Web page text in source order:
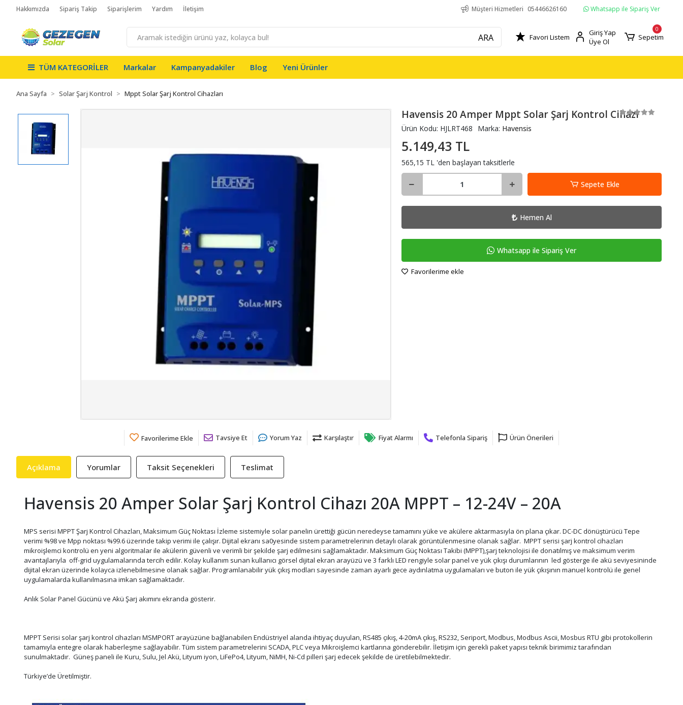
Hakkımızda Sipariş Takip Siparişlerim Yardım İletişim Müşteri Hizmetleri 05446626160 Whatsapp ile Sipariş Ver
ARA Favori Listem
Giriş Yap
Üye Ol
0
Sepetim
TÜM KATEGORİLER Markalar Kampanyadakiler Blog Yeni Ürünler
Ana Sayfa Solar Şarj Kontrol Mppt Solar Şarj Kontrol Cihazları
Havensis 20 Amper Mppt Solar Şarj Kontrol Cihazı
Ürün Kodu: HJLRT468 Marka: Havensis
5.149,43 TL
565,15 TL 'den başlayan taksitlerle
Sepete Ekle
Hemen Al
Whatsapp ile Sipariş Ver
Favorilerime ekle
Favorilerime Ekle Tavsiye Et Yorum Yaz Karşılaştır Fiyat Alarmı Telefonla Sipariş Ürün Önerileri
Açıklama Yorumlar Taksit Seçenekleri Teslimat
Havensis 20 Amper Solar Şarj Kontrol Cihazı 20A MPPT – 12-24V – 20A
MPS serisi MPPT Şarj Kontrol Cihazları, Maksimum Güç Noktası İzleme sistemiyle solar panelin ürettiği gücün neredeyse tamamını yüke ve akülere aktarmasıyla ön plana çıkar. DC-DC dönüştürücü Tepe
verimi %98 ve Mpp noktası %99.6 üzerinde takip verimi ile çalışır. Dijital ekranı sa0yesinde sistem parametrelerinin detaylı olarak görüntülenmesine olanak sağlar. MPPT serisi şarj kontrol cihazları
mikroişlemci kontrolü en yeni algoritmalar ile akülerin güvenli ve verimli bir şekilde şarj edilmesini sağlamaktadır. Maksimum Güç Noktası Takibi (MPPT),şarj teknolojisi ile donatılmış ve maksimum verim
avantajlarıyla off-grid uygulamalarında tercih edilir. Kolay kullanım sunan kullanıcı görsel dijital ekran arayüzü ve 3 farklı LED rengiyle solar panel ve yük çıkışı durumlarının led gösterge ile akü seviyesininde
dijital ekran üzerinde kolayca izlenebilmesine olanak sağlar. Programlanabilir yük çıkış modları sayesinde zaman ayarlı gece aydınlatma uygulamaları ve buton ile yük çıkışının manuel kontrolü ile genel
uygulamalarda kullanılmasına imkan sağlamaktadır.
Anlık Solar Panel Gücünü ve Akü Şarj akımını ekranda gösterir.
MPPT Serisi solar şarj kontrol cihazları MSMPORT arayüzüne bağlanabilen Endüstriyel alanda ihtiyaç duyulan, RS485 çıkış, 4-20mA çıkış, RS232, Seriport, Modbus, Modbus Ascii, Mosbus RTU gibi protokollerin
tamamıyla entegre olarak haberleşme sağlayabilir. Tüm sistem parametrelerini SCADA, PLC veya Mikroişlemci kartlarına gönderebilir. İletişim için gerekli paket yapısı teknik birimimiz tarafından
sunulmaktadır. Güneş paneli ile Kuru, Sulu, Jel Akü, Lityum iyon, LiFePo4, Lityum, NiMH, Ni-Cd pilleri şarj edecek şekilde de üretilebilmektedir.
Türkiye’de Üretilmiştir.